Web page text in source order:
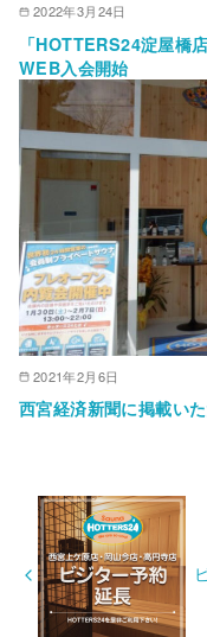
2022年3月24日
「HOTTERS24淀屋橋
WEB入会開始
2021年2月6日
西宮経済新聞に掲載いた